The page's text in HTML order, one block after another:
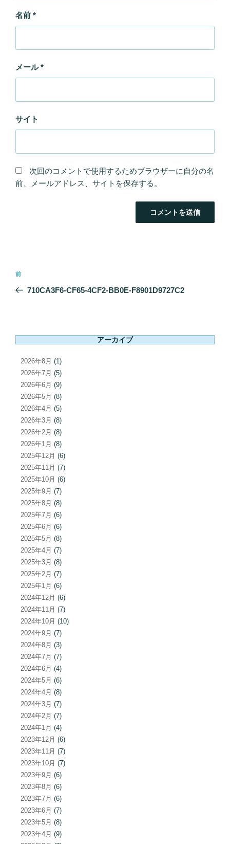
名前 *
メール*
サイト
次回のコメントで使用するためブラウザーに自分の名
前、メールアドレス、サイトを保存する。
稿
ナ
ー
シ
ョ
ン
前
の
前
710CA3F6-CF65-4CF2-BB0E-F8901D9727C2
アーカイブ
2026年8月 (1)
2026年7月 (5)
2026年6月 (9)
2026年5月 (8)
2026年4月 (5)
2026年3月 (8)
2026年2月 (8)
2026年1月 (8)
2025年12月 (6)
2025年11月 (7)
2025年10月 (6)
2025年9月 (7)
2025年8月 (8)
2025年7月 (6)
2025年6月 (6)
2025年5月 (8)
2025年4月 (7)
2025年3月 (8)
2025年2月 (7)
2025年1月 (6)
2024年12月 (6)
2024年11月 (7)
2024年10月 (10)
2024年9月 (7)
2024年8月 (3)
2024年7月 (7)
2024年6月 (4)
2024年5月 (6)
2024年4月 (8)
2024年3月 (7)
2024年2月 (7)
2024年1月 (4)
2023年12月 (6)
2023年11月 (7)
2023年10月 (7)
2023年9月 (6)
2023年8月 (6)
2023年7月 (6)
2023年6月 (7)
2023年5月 (8)
2023年4月 (9)